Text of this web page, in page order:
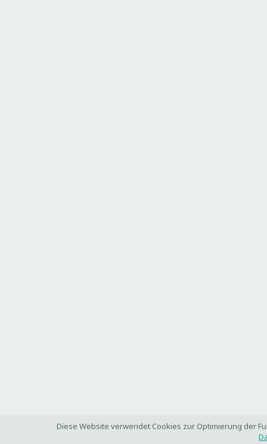
Diese Website verwendet Cookies zur Optimierung der